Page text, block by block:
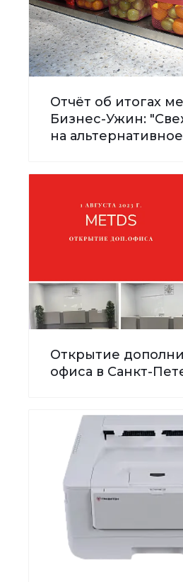
Отчёт об итогах
Бизнес-Ужин:
на
Открытие
офиса в Санкт-